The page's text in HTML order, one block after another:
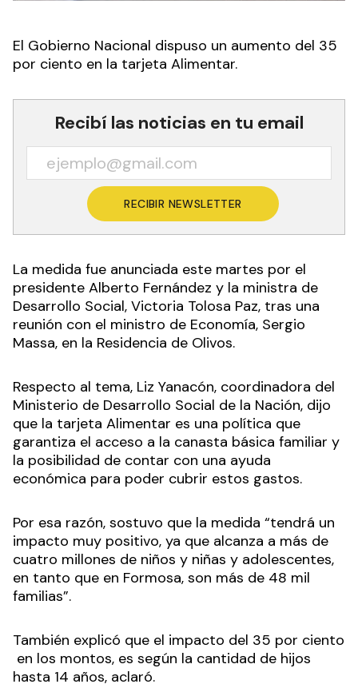
El Gobierno Nacional dispuso un aumento del 35
por ciento en la tarjeta Alimentar.
Recibí las noticias en tu email
RECIBIR NEWSLETTER
La medida fue anunciada este martes por el
presidente Alberto Fernández y la ministra de
Desarrollo Social, Victoria Tolosa Paz, tras una
reunión con el ministro de Economía, Sergio
Massa, en la Residencia de Olivos.
Respecto al tema, Liz Yanacón, coordinadora del
Ministerio de Desarrollo Social de la Nación, dijo
que la tarjeta Alimentar es una política que
garantiza el acceso a la canasta básica familiar y
la posibilidad de contar con una ayuda
económica para poder cubrir estos gastos.
Por esa razón, sostuvo que la medida “tendrá un
impacto muy positivo, ya que alcanza a más de
cuatro millones de niños y niñas y adolescentes,
en tanto que en Formosa, son más de 48 mil
familias”.
También explicó que el impacto del 35 por ciento
en los montos, es según la cantidad de hijos
hasta 14 años, aclaró.